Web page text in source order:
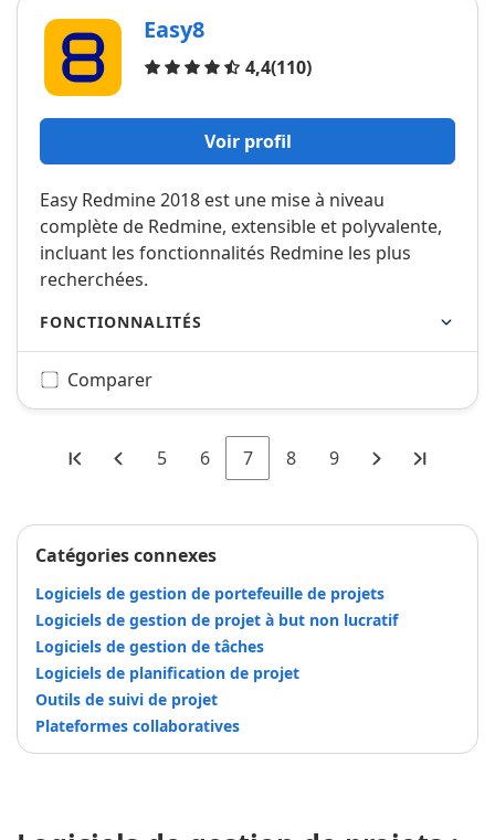
Catégories connexes
Logiciels de gestion de portefeuille de projets
Logiciels de gestion de projet à but non lucratif
Logiciels de gestion de tâches
Logiciels de planification de projet
Outils de suivi de projet
Plateformes collaboratives
Easy8
4,4(110)
Avis
Voir profil
Easy Redmine 2018 est une mise à niveau
complète de Redmine, extensible et polyvalente,
incluant les fonctionnalités Redmine les plus
recherchées.
FONCTIONNALITÉS
Comparer
5 6 7 8 9